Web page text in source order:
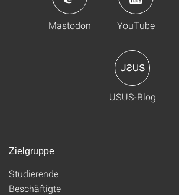
Mastodon YouTube
USUS-Blog
Zielgruppe
Studierende
Beschäftigte